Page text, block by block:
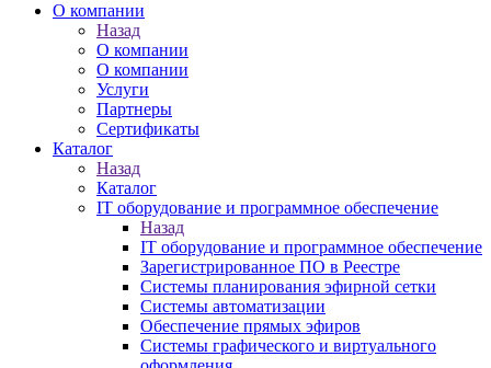
О компании
Назад
О компании
О компании
Услуги
Партнеры
Сертификаты
Каталог
Назад
Каталог
IT оборудование и программное обеспечение
Назад
IT оборудование и программное обеспечение
Зарегистрированное ПО в Реестре
Системы планирования эфирной сетки
Системы автоматизации
Обеспечение прямых эфиров
Системы графического и виртуального